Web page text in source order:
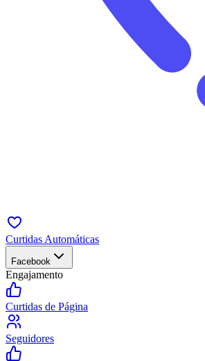
Curtidas Automáticas
Facebook
Engajamento
Curtidas de Página
Seguidores